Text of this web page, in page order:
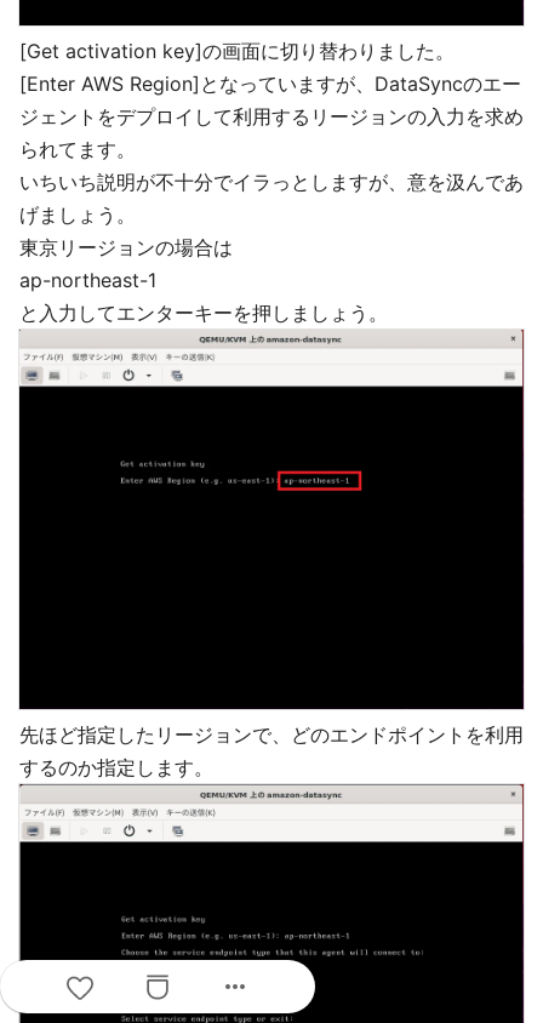
[Get activation key]の画面に切り替わりました。
[Enter AWS Region]となっていますが、DataSyncのエー
ジェントをデプロイして利用するリージョンの入力を求め
られてます。
いちいち説明が不十分でイラっとしますが、意を汲んであ
げましょう。
東京リージョンの場合は
ap-northeast-1
と入力してエンターキーを押しましょう。
先ほど指定したリージョンで、どのエンドポイントを利用
するのか指定します。
more_horiz